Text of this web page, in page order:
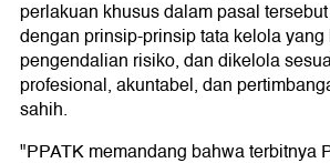
perlakuan khusus dalam pasal
dengan prinsip-prinsip tata kelola yang
pengendalian risiko, dan dikelola
profesional, akuntabel, dan
sahih.
"PPATK memandang bahwa terbitnya